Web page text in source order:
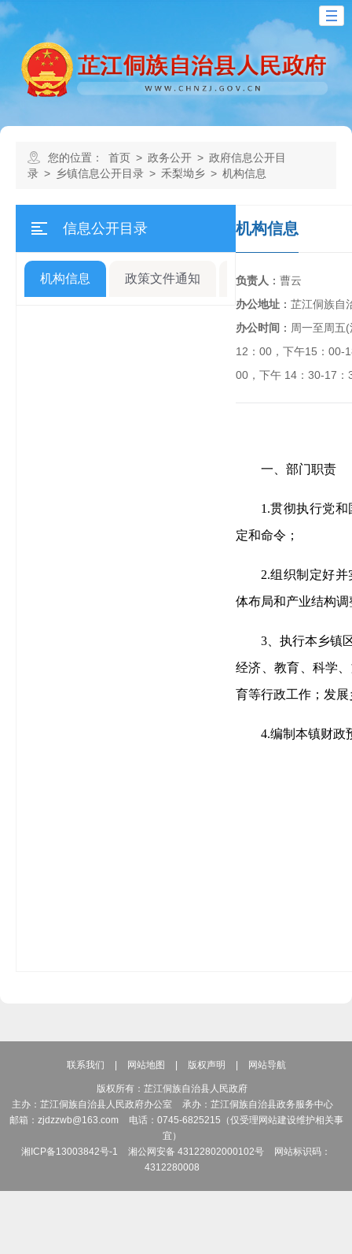
您的位置： 首页 > 政务公开 > 政府信息公开目
录 > 乡镇信息公开目录 > 禾梨坳乡 > 机构信息
信息公开目录
机构信息 政策文件通知 规划计划
机构信息
负责人 ： 曹云
办公地址 ： 芷江侗族自
办公时间 ： 周一至周五
12：00，下午15：00-
00，下午 14：30-17：
一、部门职责
1.贯彻执行党
定和命令；
2.组织制定好
体布局和产业结构调
3、执行本乡镇
经济、教育、科学
育等行政工作；发
4.编制本镇财政
联系我们 网站地图 版权声明 网站导航
版权所有：芷江侗族自治县人民政府
主办：芷江侗族自治县人民政府办公室
承办：芷江侗族自治县政务服务中心
邮箱：zjdzzwb@163.com
电话：0745-6825215（仅受理网站建设维护相关事
宜）
湘ICP备13003842号-1
湘公网安备 43122802000102号
网站标识码：
4312280008